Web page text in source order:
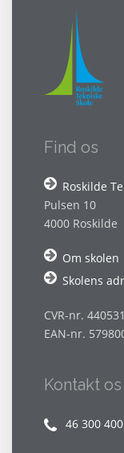
Find os
Roskilde
Pulsen 10
4000 Roskilde
Om skolen
Skolens
CVR-nr.
EAN-nr.
Kontakt os
46 300 400